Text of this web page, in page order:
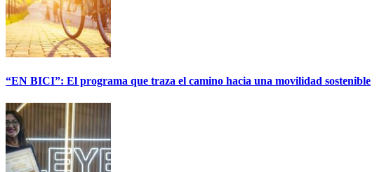
“EN BICI”: El programa que traza el camino hacia una movilidad sostenible